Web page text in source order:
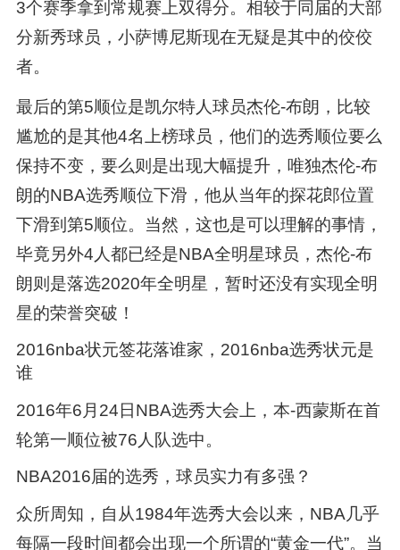
3个赛季拿到常规赛上双得分。相较于同届的大部
分新秀球员，小萨博尼斯现在无疑是其中的佼佼
者。
最后的第5顺位是凯尔特人球员杰伦-布朗，比较
尴尬的是其他4名上榜球员，他们的选秀顺位要么
保持不变，要么则是出现大幅提升，唯独杰伦-布
朗的NBA选秀顺位下滑，他从当年的探花郎位置
下滑到第5顺位。当然，这也是可以理解的事情，
毕竟另外4人都已经是NBA全明星球员，杰伦-布
朗则是落选2020年全明星，暂时还没有实现全明
星的荣誉突破！
2016nba状元签花落谁家，2016nba选秀状元是
谁
2016年6月24日NBA选秀大会上，本-西蒙斯在首
轮第一顺位被76人队选中。
NBA2016届的选秀，球员实力有多强？
众所周知，自从1984年选秀大会以来，NBA几乎
每隔一段时间都会出现一个所谓的“黄金一代”。当